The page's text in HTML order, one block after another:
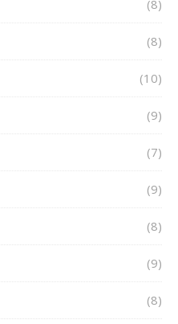
(8)
(8)
(10)
(9)
(7)
(9)
(8)
(9)
(8)